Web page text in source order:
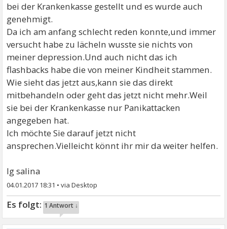
bei der Krankenkasse gestellt und es wurde auch
genehmigt.
Da ich am anfang schlecht reden konnte,und immer
versucht habe zu lächeln wusste sie nichts von
meiner depression.Und auch nicht das ich
flashbacks habe die von meiner Kindheit stammen.
Wie sieht das jetzt aus,kann sie das direkt
mitbehandeln oder geht das jetzt nicht mehr.Weil
sie bei der Krankenkasse nur Panikattacken
angegeben hat.
Ich möchte Sie darauf jetzt nicht
ansprechen.Vielleicht könnt ihr mir da weiter helfen.
lg salina
04.01.2017 18:31 •
1 Antwort ↓